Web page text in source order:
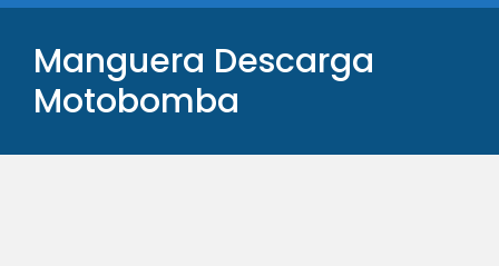
Buscar:
Manguera Descarga
Motobomba